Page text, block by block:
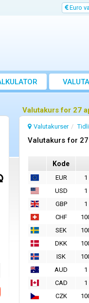
Euro
Valutakurs for 27
Valutakurser
Valutakurs for
Kode
EUR 1
USD
1
GBP
1
CHF
SEK
DKK
ISK
AUD
1
CAD
1
CZK